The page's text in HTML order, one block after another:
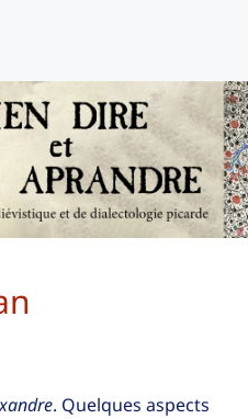
. Quelques aspects